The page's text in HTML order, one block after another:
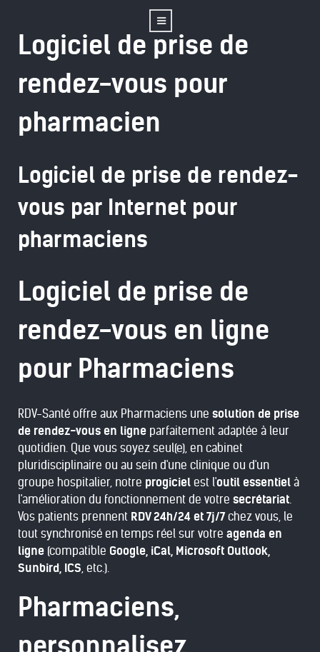
Logiciel de prise de
rendez-vous pour
pharmacien
Logiciel de prise de rendez-
vous par Internet pour
pharmaciens
Logiciel de prise de
rendez-vous en ligne
pour Pharmaciens
RDV-Santé offre aux Pharmaciens une solution de prise
de rendez-vous en ligne parfaitement adaptée à leur
quotidien. Que vous soyez seul(e), en cabinet
pluridisciplinaire ou au sein d'une clinique ou d'un
groupe hospitalier, notre progiciel est l'outil essentiel à
l'amélioration du fonctionnement de votre secrétariat.
Vos patients prennent RDV 24h/24 et 7j/7chez vous, le
tout synchronisé en temps réel sur votre agenda en
ligne (compatible Google, iCal, Microsoft Outlook,
Sunbird, ICS, etc.).
Pharmaciens,